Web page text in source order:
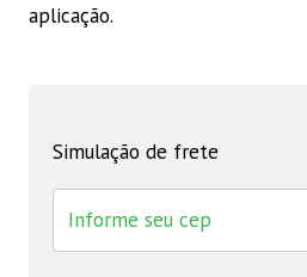
aplicação.
Simulação de frete